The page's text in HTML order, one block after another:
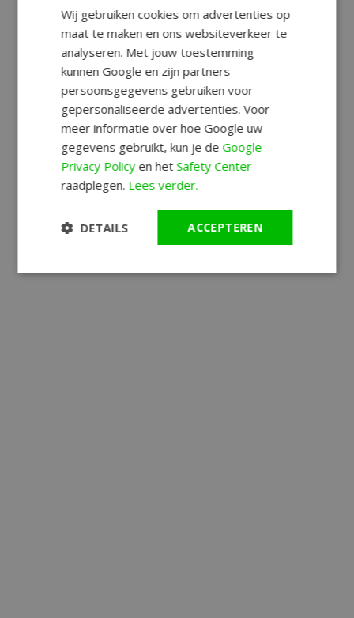
Wij gebruiken cookies om advertenties op
maat te maken en ons websiteverkeer te
analyseren. Met jouw toestemming
kunnen Google en zijn partners
persoonsgegevens gebruiken voor
gepersonaliseerde advertenties. Voor
meer informatie over hoe Google uw
gegevens gebruikt, kun je deGoogle
Privacy Policyen hetSafety Center
raadplegen. Lees verder.
ACCEPTEREN
DETAILS